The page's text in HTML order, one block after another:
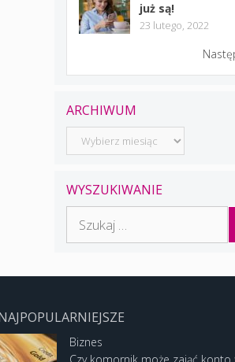
już są!
23 lutego, 2022
ARCHIWUM
Archiwum
WYSZUKIWANIE
Biznes